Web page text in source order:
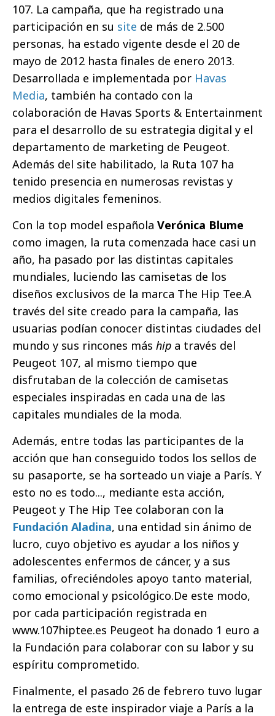
107. La campaña, que ha registrado una
participación en su site de más de 2.500
personas, ha estado vigente desde el 20 de
mayo de 2012 hasta finales de enero 2013.
Desarrollada e implementada por Havas
Media, también ha contado con la
colaboración de Havas Sports & Entertainment
para el desarrollo de su estrategia digital y el
departamento de marketing de Peugeot.
Además del site habilitado, la Ruta 107 ha
tenido presencia en numerosas revistas y
medios digitales femeninos.
Con la top model española Verónica Blume
como imagen, la ruta comenzada hace casi un
año, ha pasado por las distintas capitales
mundiales, luciendo las camisetas de los
diseños exclusivos de la marca The Hip Tee.A
través del site creado para la campaña, las
usuarias podían conocer distintas ciudades del
mundo y sus rincones más hip a través del
Peugeot 107, al mismo tiempo que
disfrutaban de la colección de camisetas
especiales inspiradas en cada una de las
capitales mundiales de la moda.
Además, entre todas las participantes de la
acción que han conseguido todos los sellos de
su pasaporte, se ha sorteado un viaje a París. Y
esto no es todo..., mediante esta acción,
Peugeot y The Hip Tee colaboran con la
Fundación Aladina, una entidad sin ánimo de
lucro, cuyo objetivo es ayudar a los niños y
adolescentes enfermos de cáncer, y a sus
familias, ofreciéndoles apoyo tanto material,
como emocional y psicológico.De este modo,
por cada participación registrada en
www.107hiptee.es Peugeot ha donado 1 euro a
la Fundación para colaborar con su labor y su
espíritu comprometido.
Finalmente, el pasado 26 de febrero tuvo lugar
la entrega de este inspirador viaje a París a la